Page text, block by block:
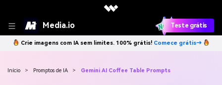
Media.io Teste grátis
Crie imagens com IA sem limites. 100% grátis! Comece grátis→
Início > Promptos de IA > Gemini AI Coffee Table Prompts